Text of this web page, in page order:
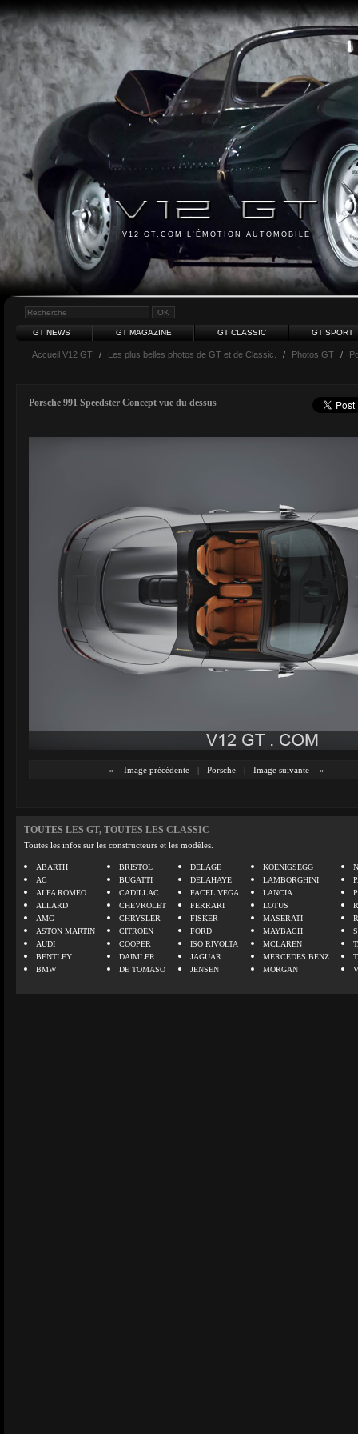
V12 GT.COM L'ÉMOTION AUTOMOBILE
GT NEWS GT MAGAZINE GT CLASSIC GT SPORT
Accueil V12 GT / Les plus belles photos de GT et de Classic. / Photos GT /
Porsche 991 Speedster Concept vue du dessus
« Image précédente | Porsche | Image suivante »
TOUTES LES GT, TOUTES LES CLASSIC
Toutes les infos sur les constructeurs et les modèles.
ABARTH
AC
ALFA ROMEO
ALLARD
AMG
ASTON MARTIN
AUDI
BENTLEY
BMW
BRISTOL
BUGATTI
CADILLAC
CHEVROLET
CHRYSLER
CITROEN
COOPER
DAIMLER
DE TOMASO
DELAGE
DELAHAYE
FACEL VEGA
FERRARI
FISKER
FORD
ISO RIVOLTA
JAGUAR
JENSEN
KOENIGSEGG
LAMBORGHINI
LANCIA
LOTUS
MASERATI
MAYBACH
MCLAREN
MERCEDES BENZ
MORGAN